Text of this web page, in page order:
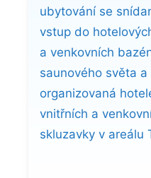
ubytování se
vstup do
a venkovních
saunového světa
organizovaná
vnitřních a
skluzavky v areálu